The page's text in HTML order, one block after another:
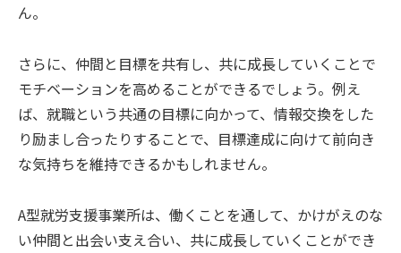
ん。
さらに、仲間と目標を共有し、共に成長していくことで
モチベーションを高めることができるでしょう。例え
ば、就職という共通の目標に向かって、情報交換をした
り励まし合ったりすることで、目標達成に向けて前向き
な気持ちを維持できるかもしれません。
A型就労支援事業所は、働くことを通して、かけがえのな
い仲間と出会い支え合い、共に成長していくことができ